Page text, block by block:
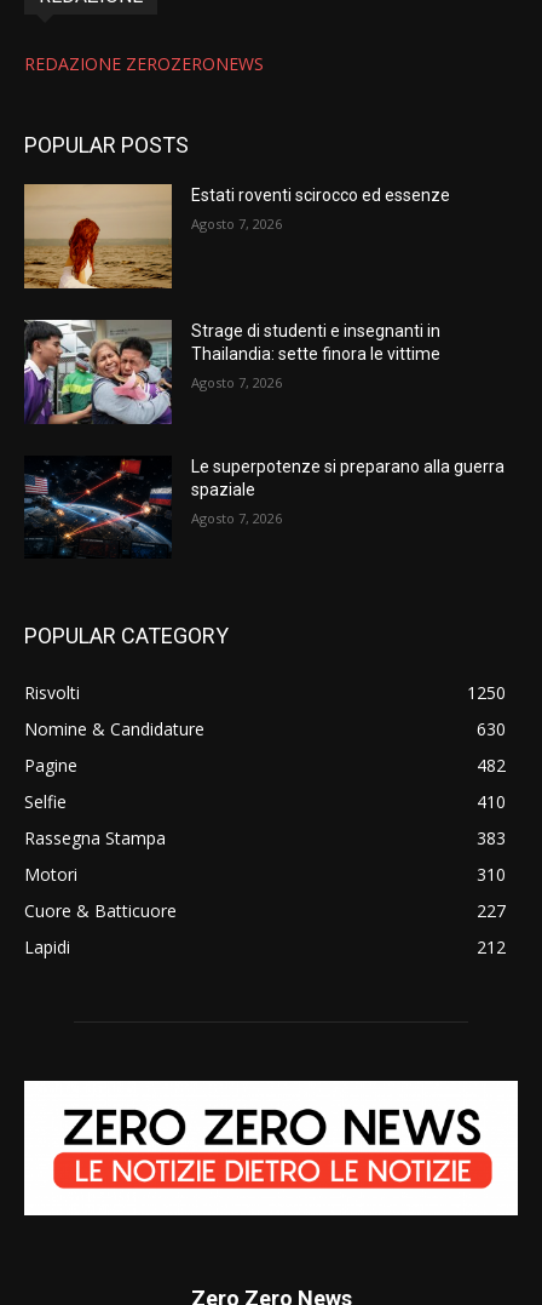
REDAZIONE ZEROZERONEWS
POPULAR POSTS
Estati roventi scirocco ed essenze
Agosto 7, 2026
Strage di studenti e insegnanti in
Thailandia: sette finora le vittime
Agosto 7, 2026
Le superpotenze si preparano alla guerra
spaziale
Agosto 7, 2026
POPULAR CATEGORY
Risvolti
1250
Nomine & Candidature
630
Pagine
482
Selfie
410
Rassegna Stampa
383
Motori
310
Cuore & Batticuore
227
Lapidi
212
Zero Zero News